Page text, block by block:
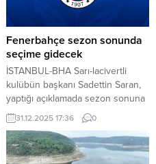
Okan Karacan gözaltına alındı.
İstanbul ve İzmir’de yaklaşık 7
milyon uyuşturucu hap ele
geçirildiYAZI ARASI REKLAM
ALANI İçeriği Görüntüle
Soruşturma kapsamında salı günü
şirketin Yönetim Kurulu Başkanı
Selahattin Aydın...
Fenerbahçe sezon sonunda
seçime gidecek
İSTANBUL-BHA Sarı-lacivertli
kulübün başkanı Sadettin Saran,
yaptığı açıklamada sezon sonuna
kadar görevine devam edeceğini
belirterek, sportif sürecin
tamamlanmasının ardından
kulübün olağanüstü genel kurula
31.12.2025 17:36 0